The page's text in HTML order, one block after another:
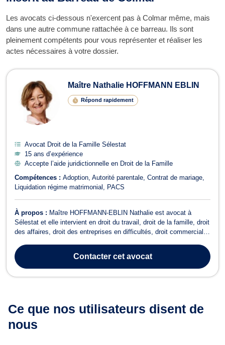
Les avocats ci-dessous n'exercent pas à Colmar même, mais
dans une autre commune rattachée à ce barreau. Ils sont
pleinement compétents pour vous représenter et réaliser les
actes nécessaires à votre dossier.
Maître Nathalie HOFFMANN EBLIN
Répond rapidement
Avocat Droit de la Famille Sélestat
15 ans d’expérience
Accepte l’aide juridictionnelle en Droit de la Famille
Compétences : Adoption Autorité parentale Contrat de mariage
Liquidation régime matrimonial
PACS
À propos : Maître HOFFMANN-EBLIN Nathalie est avocat à
Sélestat et elle intervient en droit du travail, droit de la famille, droit
des affaires, droit des entreprises en difficultés, droit commercial
représente devant le Conseil de Prud’hommes, notamment pour
des questions...
Contactercet avocat
Ce que nos utilisateurs disent de
nous